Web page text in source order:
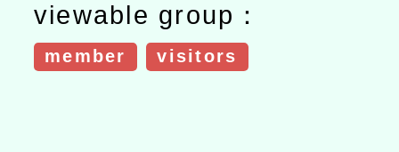
viewable group：
member visitors